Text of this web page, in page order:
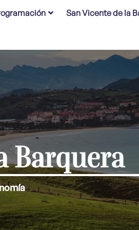
San Vicente de la
Barquera